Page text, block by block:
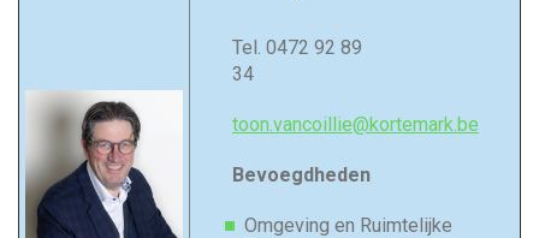
Tel. 0472 92 89
34
toon.vancoillie@kortemark.be
Bevoegdheden
Omgeving en Ruimtelijke